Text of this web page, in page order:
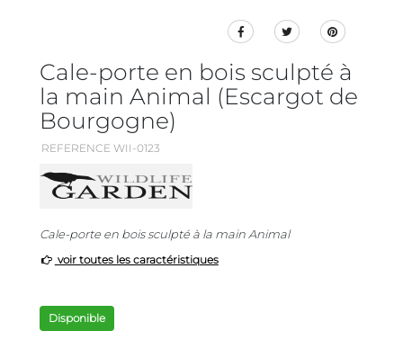
Cale-porte en bois sculpté à
la main Animal (Escargot de
Bourgogne)
REFERENCE WII-0123
Cale-porte en bois sculpté à la main Animal
voir toutes les caractéristiques
Disponible